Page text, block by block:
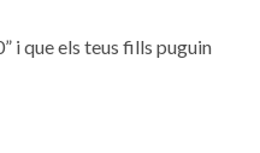
i que els teus fills puguin